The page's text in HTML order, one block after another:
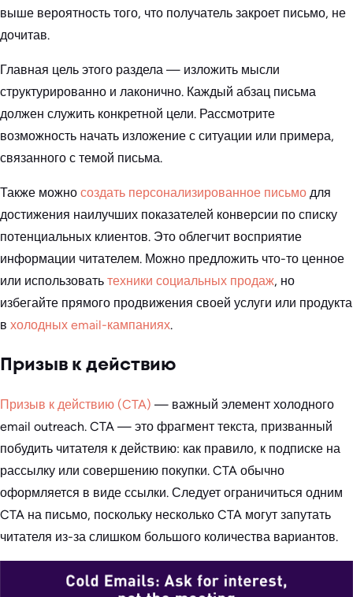
выше вероятность того, что получатель закроет письмо, не
дочитав.
Главная цель этого раздела — изложить мысли
структурированно и лаконично. Каждый абзац письма
должен служить конкретной цели. Рассмотрите
возможность начать изложение с ситуации или примера,
связанного с темой письма.
Также можно создать персонализированное письмо для
достижения наилучших показателей конверсии по списку
потенциальных клиентов. Это облегчит восприятие
информации читателем. Можно предложить что-то ценное
или использовать техники социальных продаж, но
избегайте прямого продвижения своей услуги или продукта
в холодных email-кампаниях.
Призыв к действию
Призыв к действию (CTA) — важный элемент холодного
email outreach. CTA — это фрагмент текста, призванный
побудить читателя к действию: как правило, к подписке на
рассылку или совершению покупки. CTA обычно
оформляется в виде ссылки. Следует ограничиться одним
CTA на письмо, поскольку несколько CTA могут запутать
читателя из-за слишком большого количества вариантов.